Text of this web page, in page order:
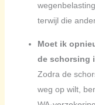
terwijl die
Moet ik
de schorsing
Zodra de
weg op wilt,